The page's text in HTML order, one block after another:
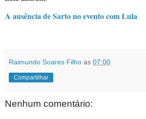
A ausência de Sarto no evento com Lula
Raimundo Soares Filho às 07:00
Compartilhar
Nenhum comentário: